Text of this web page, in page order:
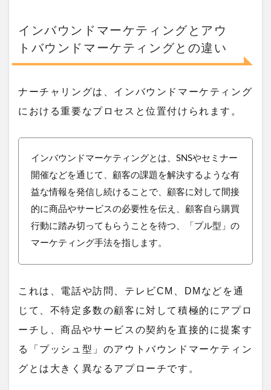
インバウンドマーケティングとアウ
トバウンドマーケティングとの違い
ナーチャリングは、インバウンドマーケティング
における重要なプロセスと位置付けられます。
インバウンドマーケティング とは、SNSやセミナー
開催などを通じて、顧客の課題を解決するような有
益な情報を発信し続けることで、 顧客に対して間接
的に商品やサービスの必要性を伝え、顧客自ら購買
行動に踏み切ってもらうことを待つ、「プル型」の
マーケティング手法を指します。
これは、電話や訪問、テレビCM、DMなどを通
じて、不特定多数の顧客に対して積極的にアプロ
ーチし、商品やサービスの契約を直接的に提案す
る「プッシュ型」のアウトバウンドマーケティン
グとは大きく異なるアプローチです。